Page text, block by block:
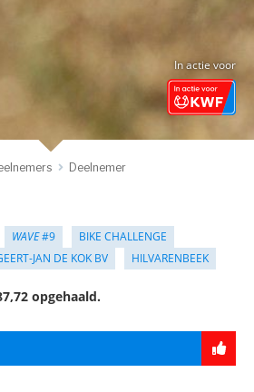
In actie voor
Deelnemer
WAVE#9
BIKE CHALLENGE
JAN DE KOK BV HILVARENBEEK
opgehaald.